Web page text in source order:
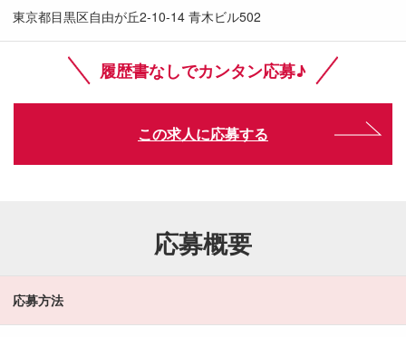
東京都目黒区自由が丘2-10-14 青木ビル502
履歴書なしでカンタン応募♪
この求人に応募する
応募概要
応募方法